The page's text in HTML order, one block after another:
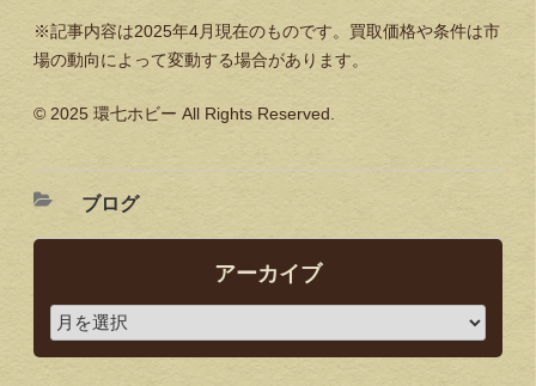
※記事内容は2025年4月現在のものです。買取価格や条件は市
場の動向によって変動する場合があります。
©️ 2025 環七ホビー All Rights Reserved.
ブログ
アーカイブ